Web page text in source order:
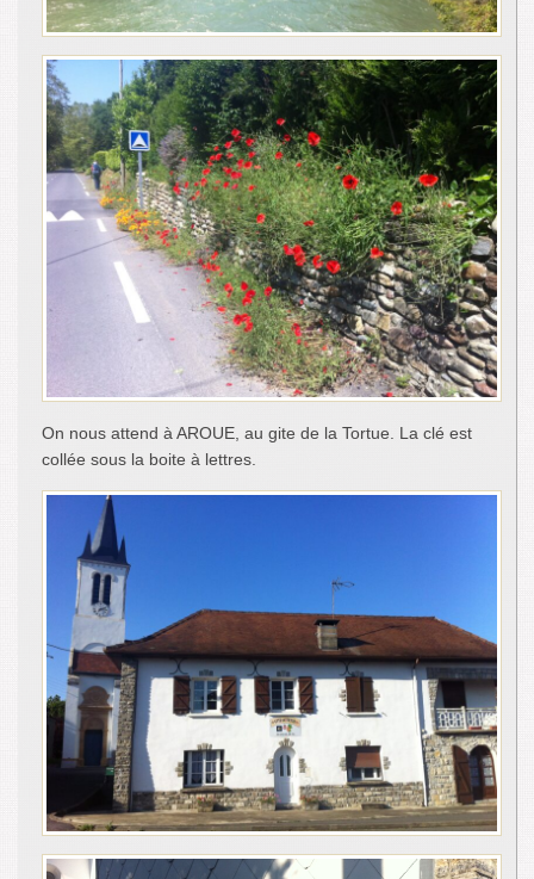
On nous attend à AROUE, au gite de la Tortue. La clé est
collée sous la boite à lettres.